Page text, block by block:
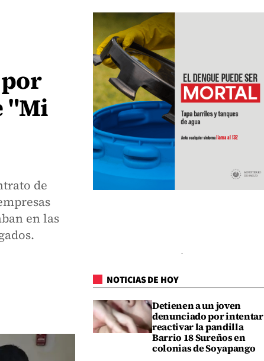
por
"Mi
de
en las
NOTICIAS DE HOY
Detienen a un joven
denunciado por intentar
reactivar la pandilla
Barrio 18 Sureños en
colonias de Soyapango